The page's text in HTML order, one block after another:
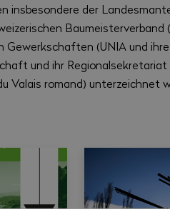
insbesondere der
Baumeisterverband
Gewerkschaften (UNIA und
und ihr
Valais romand) unterzeichnet